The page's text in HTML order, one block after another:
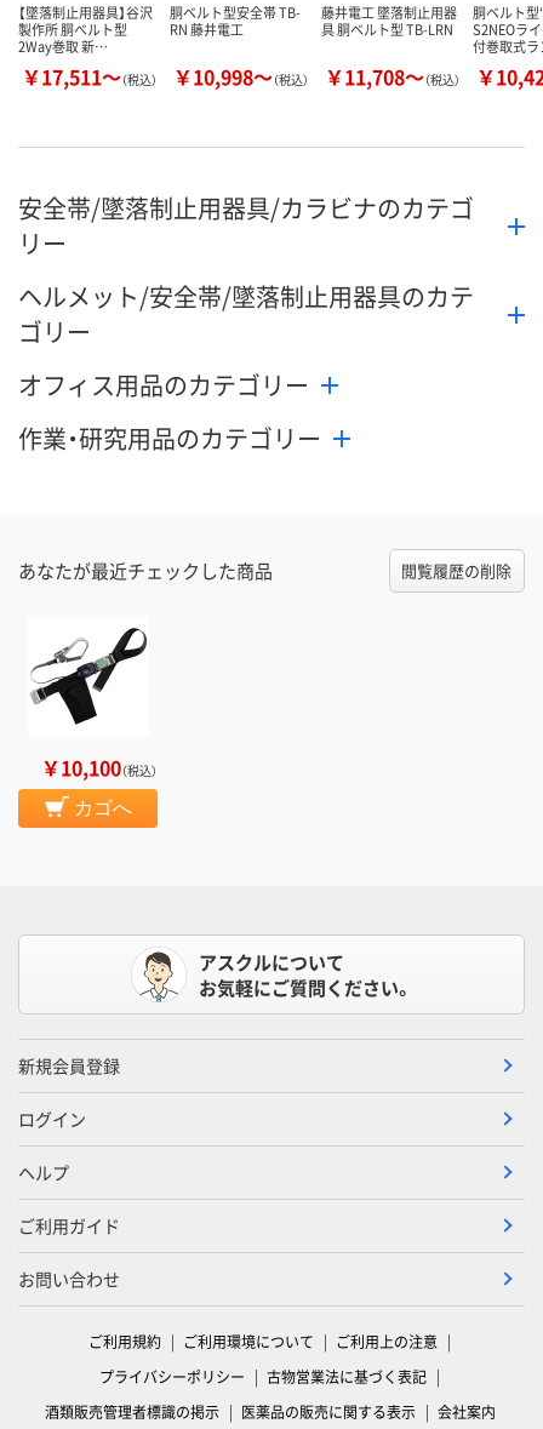
【墜落制止用器具】谷沢
製作所 胴ベルト型
2Way巻取 新…
￥17,511～（税込）
胴ベルト型安全帯 TB-
RN 藤井電工
￥10,998～（税込）
藤井電工 墜落制止用器
具 胴ベルト型 TB-LRN
￥11,708～（税込）
胴ベルト
S2NEOラ
付巻取式
￥
安全帯/墜落制止用器具/カラビナのカテゴ
リー
ヘルメット/安全帯/墜落制止用器具のカテ
ゴリー
オフィス用品のカテゴリー
作業・研究用品のカテゴリー
あなたが最近チェックした商品 閲覧履歴の削除
￥10,100（税込）
カゴへ
アスクルについて
お気軽にご質問ください。
新規会員登録
ログイン
ヘルプ
ご利用ガイド
お問い合わせ
ご利用規約 ご利用環境について
ご利用上の注意
プライバシーポリシー
古物営業法に基づく表記
酒類販売管理者標識の掲示
医薬品の販売に関する表示 会社案内